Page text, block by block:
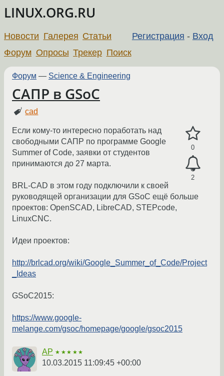
LINUX.ORG.RU
Регистрация - Вход
Новости Галерея Статьи
Форум Опросы Трекер Поиск
Форум — Science & Engineering
САПР в GSoC
cad
0
2
Если кому-то интересно поработать над
свободными САПР по программе Google
Summer of Code, заявки от студентов
принимаются до 27 марта.
BRL-CAD в этом году подключили к своей
руководящей организации для GSoC ещё больше
проектов: OpenSCAD, LibreCAD, STEPcode,
LinuxCNC.
Идеи проектов:
http://brlcad.org/wiki/Google_Summer_of_Code/Project
_Ideas
GSoC2015:
https://www.google-
melange.com/gsoc/homepage/google/gsoc2015
AP ★★★★★
10.03.2015 11:09:45 +00:00